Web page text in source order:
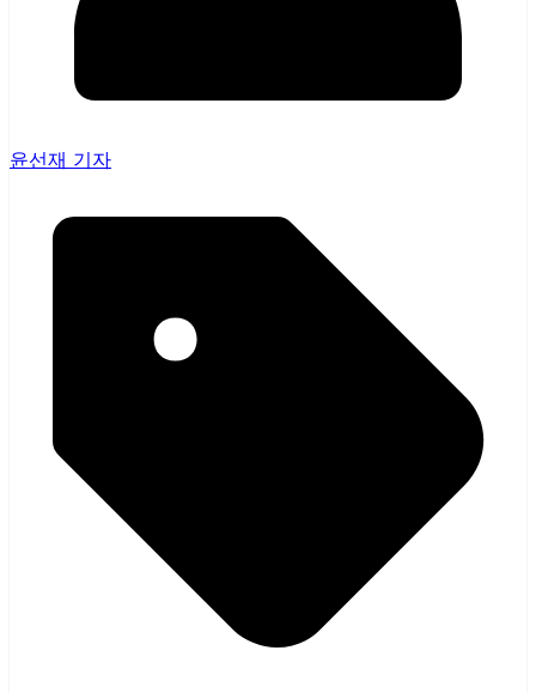
윤선재 기자